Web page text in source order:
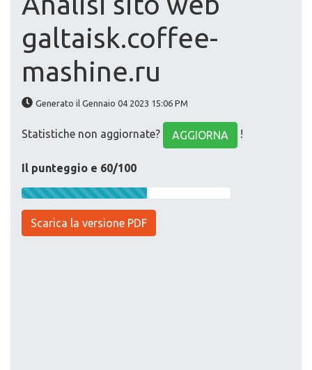
galtaisk.coffee-
mashine.ru
Generato il Gennaio 04 2023 15:06 PM
Statistiche non aggiornate? AGGIORNA !
Il punteggio e 60/100
Scarica la versione PDF